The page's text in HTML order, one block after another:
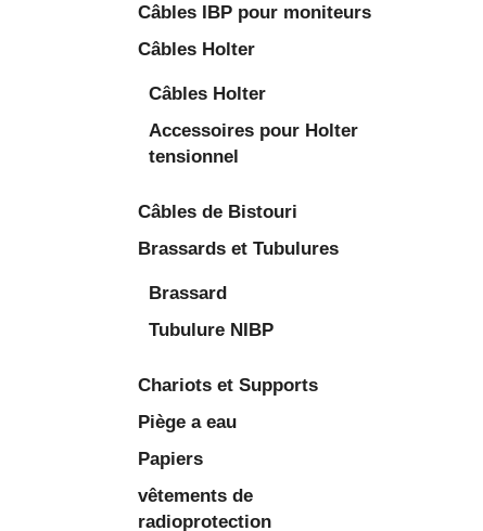
Câbles IBP pour moniteurs
Câbles Holter
Câbles Holter
Accessoires pour Holter
tensionnel
Câbles de Bistouri
Brassards et Tubulures
Brassard
Tubulure NIBP
Chariots et Supports
Piège a eau
Papiers
vêtements de
radioprotection